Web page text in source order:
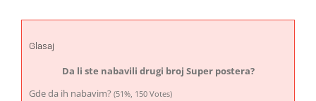
Glasaj
Da li ste nabavili drugi broj Super postera?
Gde da ih nabavim? (51%, 150 Votes)